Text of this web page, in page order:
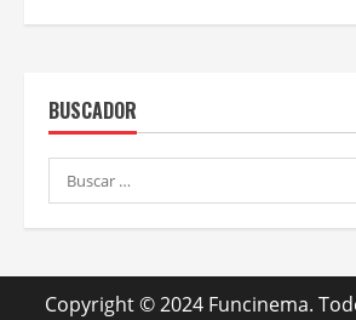
BUSCADOR
Buscar:
Copyright © 2024 Funcinema.